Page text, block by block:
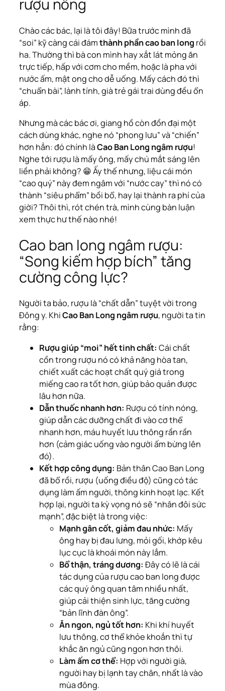
rượu nồng
Chào các bác, lại là tôi đây! Bữa trước mình đã
“soi” kỹ càng cái đámthành phần cao ban long rồi
ha. Thường thì bà con mình hay xắt lát mỏng ăn
trực tiếp, hấp với cơm cho mềm, hoặc là pha với
nước ấm, mật ong cho dễ uống. Mấy cách đó thì
“chuẩn bài”, lành tính, già trẻ gái trai dùng đều ổn
áp.
Nhưng mà các bác ơi, giang hồ còn đồn đại một
cách dùng khác, nghe nó “phong lưu” và “chiến”
hơn hẳn: đó chính làCao Ban Long ngâm rượu!
Nghe tới rượu là mấy ông, mấy chú mắt sáng lên
liền phải không? 😁 Ấy thế nhưng, liệu cái món
“cao quý” này đem ngâm với “nước cay” thì nó có
thành “siêu phẩm” bồi bổ, hay lại thành ra phí của
giời? Thôi thì, rót chén trà, mình cùng bàn luận
xem thực hư thế nào nhé!
Cao ban long ngâm rượu:
“Song kiếm hợp bích” tăng
cường công lực?
Người ta bảo, rượu là “chất dẫn” tuyệt vời trong
Đông y. KhiCao Ban Long ngâm rượu, người ta tin
rằng:
Rượu giúp “moi” hết tinh chất: Cái chất
cồn trong rượu nó có khả năng hòa tan,
chiết xuất các hoạt chất quý giá trong
miếng cao ra tốt hơn, giúp bảo quản được
lâu hơn nữa.
Dẫn thuốc nhanh hơn: Rượu có tính nóng,
giúp dẫn các dưỡng chất đi vào cơ thể
nhanh hơn, máu huyết lưu thông rần rần
hơn (cảm giác uống vào người ấm bừng lên
đó).
Kết hợp công dụng: Bản thân Cao Ban Long
đã bổ rồi, rượu (uống điều độ) cũng có tác
dụng làm ấm người, thông kinh hoạt lạc. Kết
hợp lại, người ta kỳ vọng nó sẽ “nhân đôi sức
mạnh”, đặc biệt là trong việc:
Mạnh gân cốt, giảm đau nhức: Mấy
ông hay bị đau lưng, mỏi gối, khớp kêu
lục cục là khoái món này lắm.
Bổ thận, tráng dương: Đây có lẽ là cái
tác dụng của rượu cao ban longđược
các quý ông quan tâm nhiều nhất,
giúp cải thiện sinh lực, tăng cường
“bản lĩnh đàn ông”.
Ăn ngon, ngủ tốt hơn: Khi khí huyết
lưu thông, cơ thể khỏe khoắn thì tự
khắc ăn ngủ cũng ngon hơn thôi.
Làm ấm cơ thể: Hợp với người già,
người hay bị lạnh tay chân, nhất là vào
mùa đông.